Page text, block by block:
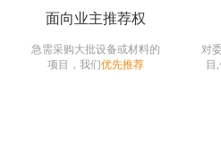
面向业主推荐权
急需采购大批设备或材料的
项目，我们优先推荐
对
目